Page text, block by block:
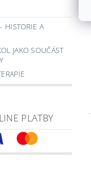
HISTORIE A
JAKO SOUČÁST
PLATBY